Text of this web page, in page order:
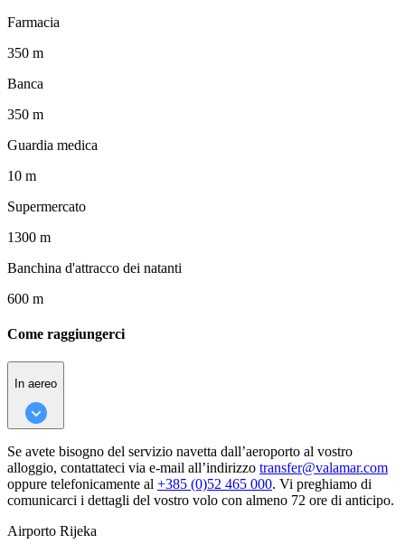
Farmacia
350 m
Banca
350 m
Guardia medica
10 m
Supermercato
1300 m
Banchina d'attracco dei natanti
600 m
Come raggiungerci
In aereo
Se avete bisogno del servizio navetta dall’aeroporto al vostro
alloggio, contattateci via e-mail all’indirizzo transfer@valamar.com
oppure telefonicamente al +385 (0)52 465 000. Vi preghiamo di
comunicarci i dettagli del vostro volo con almeno 72 ore di anticipo.
Airporto Rijeka